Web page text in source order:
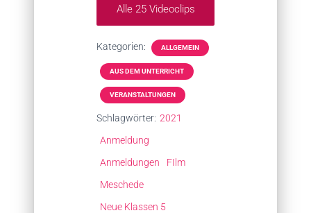
Alle 25 Videoclips
Kategorien: ALLGEMEIN
AUS DEM UNTERRICHT
VERANSTALTUNGEN
Schlagwörter: 2021
Anmeldung
Anmeldungen
FIlm
Meschede
Neue Klassen 5